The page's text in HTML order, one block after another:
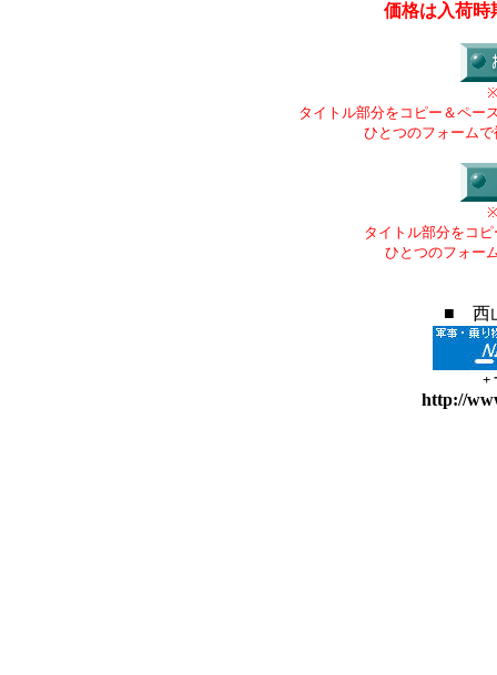
価格は入荷時
タイトル部分をコピー＆ペー
ひとつのフォーム
タイトル部分をコ
ひとつのフォー
■ 西
+
http://